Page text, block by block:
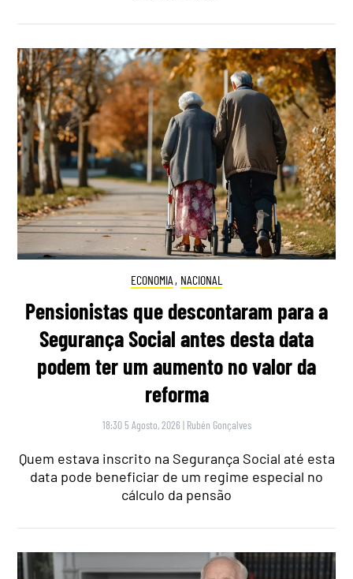
ECONOMIA , NACIONAL
Pensionistas que descontaram para a
Segurança Social antes desta data
podem ter um aumento no valor da
reforma
18:30 5 Agosto, 2026 | Rubén Gonçalves
Quem estava inscrito na Segurança Social até esta
data pode beneficiar de um regime especial no
cálculo da pensão